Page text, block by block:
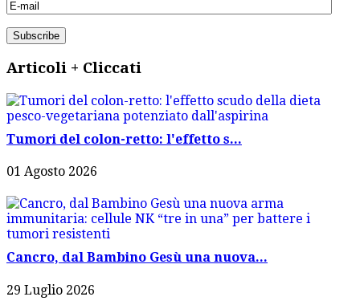
Articoli + Cliccati
Tumori del colon-retto: l'effetto s...
01 Agosto 2026
Cancro, dal Bambino Gesù una nuova...
29 Luglio 2026